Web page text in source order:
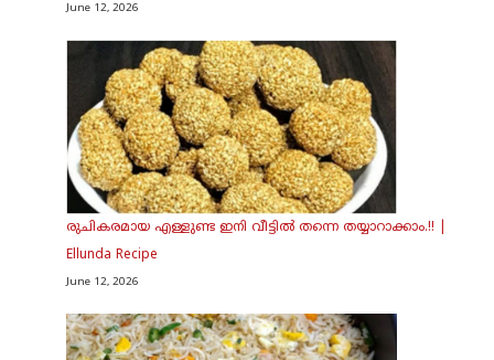
June 12, 2026
രുചികരമായ എള്ളുണ്ട ഇനി വീട്ടിൽ തന്നെ തയ്യാറാക്കാം.!! |
Ellunda Recipe
June 12, 2026